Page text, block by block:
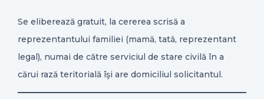
INFORMAȚII DE INTERES PUBLIC
CONTACT
Se eliberează gratuit, la cererea scrisă a
reprezentantului familiei (mamă, tată, reprezentant
legal), numai de către serviciul de stare civilă în a
cărui rază teritorială îşi are domiciliul solicitantul.